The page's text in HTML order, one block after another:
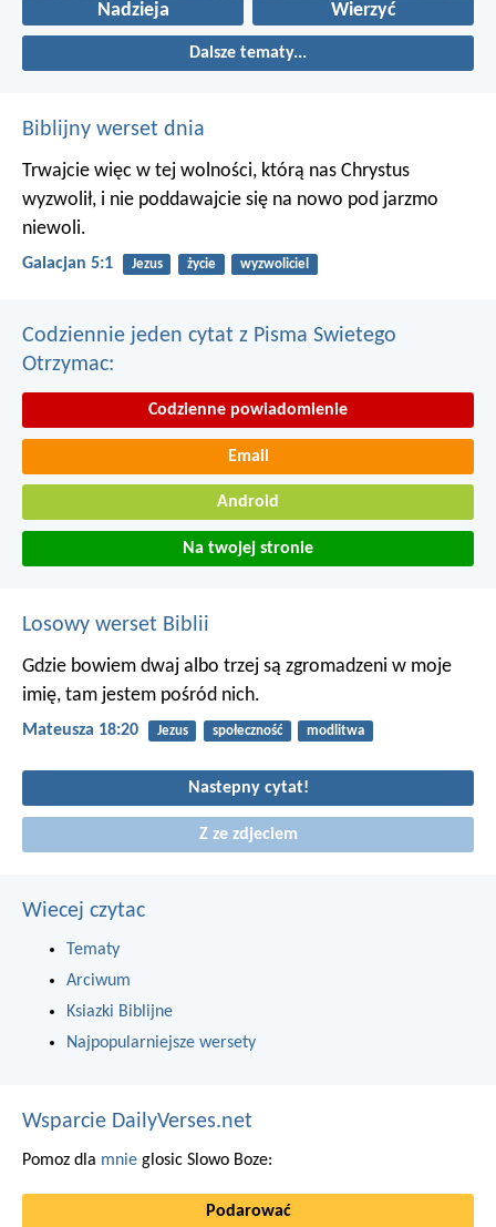
Nadzieja Wierzyć
Dalsze tematy...
Biblijny werset dnia
Trwajcie więc w tej wolności, którą nas Chrystus
wyzwolił, i nie poddawajcie się na nowo pod jarzmo
niewoli.
Galacjan 5:1 Jezus życie wyzwoliciel
Codziennie jeden cytat z Pisma Swietego
Otrzymac:
Codzienne powiadomienie
Email
Android
Na twojej stronie
Losowy werset Biblii
Gdzie bowiem dwaj albo trzej są zgromadzeni w moje
imię, tam jestem pośród nich.
Mateusza 18:20 Jezus społeczność modlitwa
Nastepny cytat!
Z ze zdjeciem
Wiecej czytac
Tematy
Arciwum
Ksiazki Biblijne
Najpopularniejsze wersety
Wsparcie DailyVerses.net
Pomoz dla mnie glosic Slowo Boze:
Podarować